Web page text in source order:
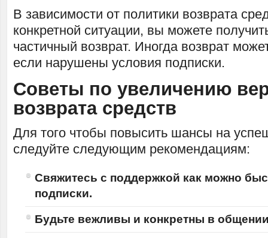
В зависимости от политики возврата
конкретной ситуации, вы можете
частичный возврат. Иногда возврат
если нарушены условия подписки.
Советы по увеличению
возврата средств
Для того чтобы повысить шансы на
следуйте следующим рекомендациям:
Свяжитесь с поддержкой как можно
подписки.
Будьте вежливы и конкретны в